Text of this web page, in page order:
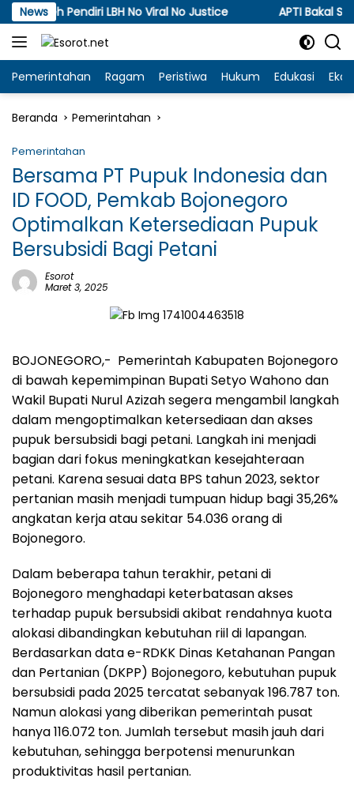
Langsung
ke
konten
News
Pendiri LBH No Viral No Justice APTI Bakal Somasi
Pemerintahan Ragam Peristiwa Hukum Edukasi
Beranda Pemerintahan
Pemerintahan
Bersama PT Pupuk Indonesia dan
ID FOOD, Pemkab Bojonegoro
Optimalkan Ketersediaan Pupuk
Bersubsidi Bagi Petani
Esorot
Maret 3, 2025
BOJONEGORO,- Pemerintah Kabupaten Bojonegoro
di bawah kepemimpinan Bupati Setyo Wahono dan
Wakil Bupati Nurul Azizah segera mengambil langkah
dalam mengoptimalkan ketersediaan dan akses
pupuk bersubsidi bagi petani. Langkah ini menjadi
bagian dari fokus meningkatkan kesejahteraan
petani. Karena sesuai data BPS tahun 2023, sektor
pertanian masih menjadi tumpuan hidup bagi 35,26%
angkatan kerja atau sekitar 54.036 orang di
Bojonegoro.
Dalam beberapa tahun terakhir, petani di
Bojonegoro menghadapi keterbatasan akses
terhadap pupuk bersubsidi akibat rendahnya kuota
alokasi dibandingkan kebutuhan riil di lapangan.
Berdasarkan data e-RDKK Dinas Ketahanan Pangan
dan Pertanian (DKPP) Bojonegoro, kebutuhan pupuk
bersubsidi pada 2025 tercatat sebanyak 196.787 ton.
Namun alokasi yang diberikan pemerintah pusat
hanya 116.072 ton. Jumlah tersebut masih jauh dari
kebutuhan, sehingga berpotensi menurunkan
produktivitas hasil pertanian.